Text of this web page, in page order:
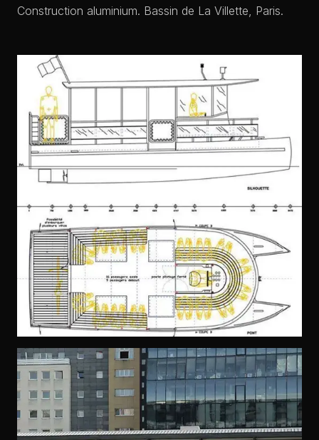
Construction aluminium. Bassin de La Villette, Paris.